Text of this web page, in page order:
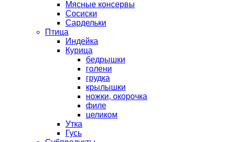
Мясные консервы
Сосиски
Сардельки
Птица
Индейка
Курица
бедрышки
голени
грудка
крылышки
ножки, окорочка
филе
целиком
Утка
Гусь